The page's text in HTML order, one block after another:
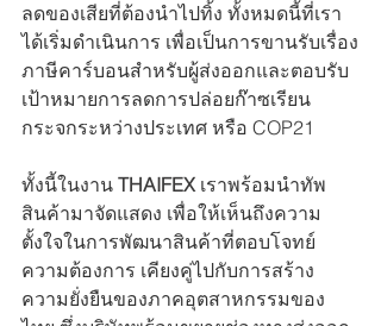
ลดของเสียที่ต้องนำไปทิ้ง ทั้งหมดนี้ที่เรา
ได้เริ่มดำเนินการ เพื่อเป็นการขานรับเรื่อง
ภาษีคาร์บอนสำหรับผู้ส่งออกและตอบรับ
เป้าหมายการลดการปล่อยก๊าซเรียน
กระจกระหว่างประเทศ หรือ COP21
ทั้งนี้ในงาน THAIFEX เราพร้อมนำทัพ
สินค้ามาจัดแสดง เพื่อให้เห็นถึงความ
ตั้งใจในการพัฒนาสินค้าที่ตอบโจทย์
ความต้องการ เคียงคู่ไปกับการสร้าง
ความยั่งยืนของภาคอุตสาหกรรมของ